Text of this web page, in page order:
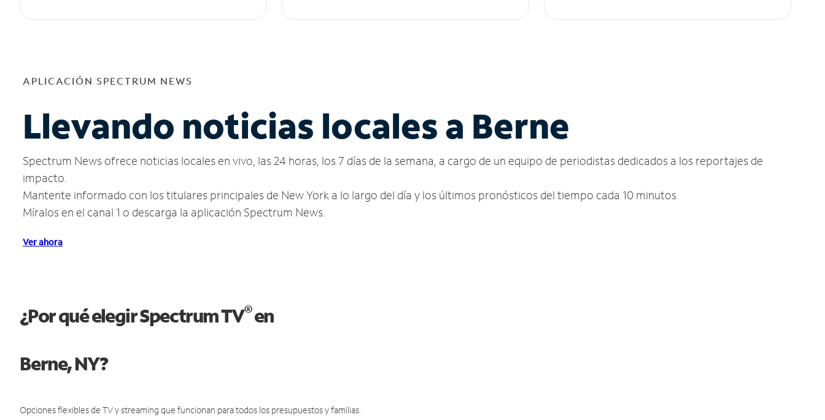
APLICACIÓN SPECTRUM NEWS
Llevando noticias locales a Berne
Spectrum News ofrece noticias locales en vivo, las 24 horas, los 7 días de la semana, a cargo de un equipo de periodistas dedicados a los reportajes de
impacto.
Mantente informado con los titulares principales de New York a lo largo del día y los últimos pronósticos del tiempo cada 10 minutos.
Míralos en el canal 1 o descarga la aplicación Spectrum News.
Ver ahora
¿Por qué elegir Spectrum TV®en
Berne, NY?
Opciones flexibles de TV y streaming que funcionan para todos los presupuestos y familias.